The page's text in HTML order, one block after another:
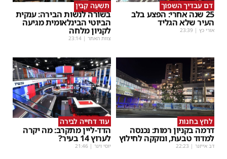
דם עבדיך השפוך
25 שנה אחרי: הפצע בלב
העיר שלא הגליד
אורי כץ |
23:39
תִּשְׁעָה קַבִּין
בשורה לנשות הבירה: ענקית
הביוטי הבינלאומית מגיעה
לקניון מלחה
צוות האתר |
23:14
לחץ בחנות
דרמה בקניון רמות: נכנסה
למדוד טבעת, ונזקקה לחילוץ
דב אייזנר |
22:23
עוד דחייה לבירה
הדד-ליין מתקרב: מה יקרה
לערוץ 14 בעיר?
יוסי וינר |
21:46